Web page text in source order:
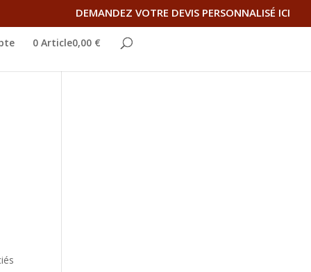
DEMANDEZ VOTRE DEVIS PERSONNALISÉ ICI
0 Article0,00 €